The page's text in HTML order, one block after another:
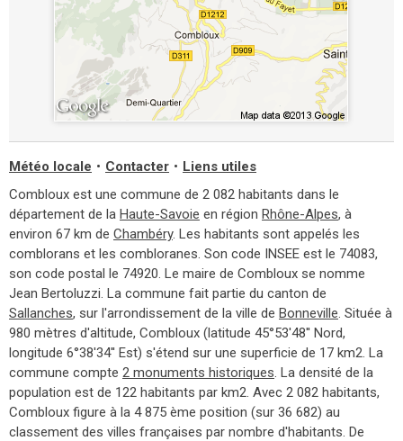
Météo locale • Contacter • Liens utiles
Combloux est une commune de 2 082 habitants dans le
département de la Haute-Savoie en région Rhône-Alpes, à
environ 67 km de Chambéry. Les habitants sont appelés les
comblorans et les combloranes. Son code INSEE est le 74083,
son code postal le 74920. Le maire de Combloux se nomme
Jean Bertoluzzi. La commune fait partie du canton de
Sallanches, sur l'arrondissement de la ville de Bonneville. Située à
980 mètres d'altitude, Combloux (latitude 45°53'48'' Nord,
longitude 6°38'34'' Est) s'étend sur une superficie de 17 km2. La
commune compte 2 monuments historiques. La densité de la
population est de 122 habitants par km2. Avec 2 082 habitants,
Combloux figure à la 4 875 ème position (sur 36 682) au
classement des villes françaises par nombre d'habitants. De